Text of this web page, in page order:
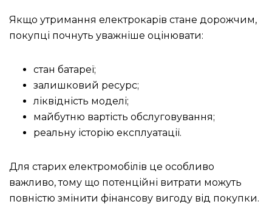
Якщо утримання електрокарів стане дорожчим,
покупці почнуть уважніше оцінювати:
стан батареї;
залишковий ресурс;
ліквідність моделі;
майбутню вартість обслуговування;
реальну історію експлуатації.
Для старих електромобілів це особливо
важливо, тому що потенційні витрати можуть
повністю змінити фінансову вигоду від покупки.